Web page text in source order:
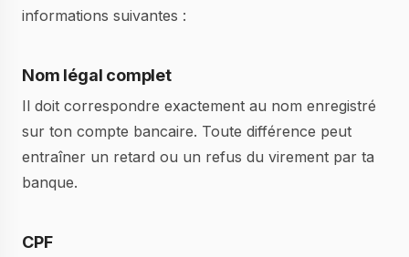
informations suivantes :
Nom légal complet
Il doit correspondre exactement au nom enregistré
sur ton compte bancaire. Toute différence peut
entraîner un retard ou un refus du virement par ta
banque.
CPF